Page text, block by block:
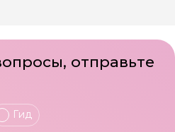
отправьте
Гид